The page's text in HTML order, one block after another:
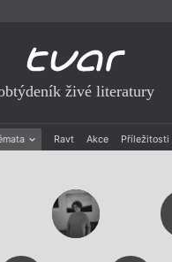
živé literatury
Ravt Akce Příležitosti